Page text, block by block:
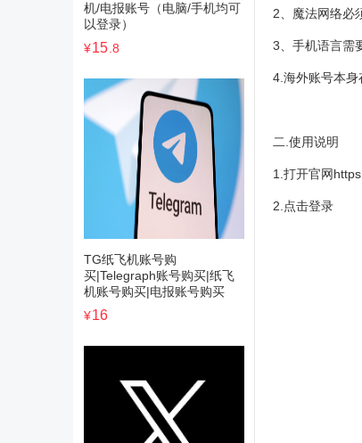
机/电报账号（电脑/手机均可
以登录）
¥15 .8
TG纸飞机账号购
买|Telegraph账号购买|纸飞
机账号购买|电报账号购买
¥16
2、魔法网络必
3、手机语言需
4.海外账号本身
二.使用说明
1.打开官网
2.点击登录